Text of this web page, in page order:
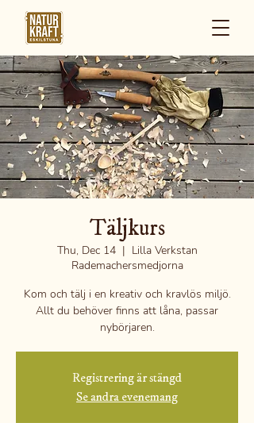
Täljkurs
Thu, Dec 14
  |
Lilla Verkstan
Rademachersmedjorna
Kom och tälj i en kreativ och kravlös miljö.
Allt du behöver finns att låna, passar
nybörjaren.
Registrering är stängd
Se andra evenemang